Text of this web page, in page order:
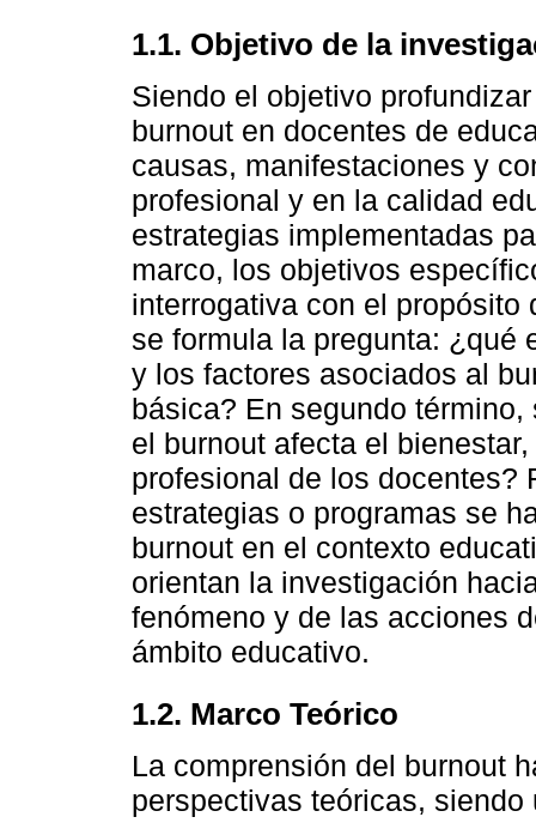
1.1. Objetivo de la
Siendo el objetivo
burnout en docentes de
causas, manifestaciones y
profesional y en la calidad
estrategias implementadas
marco, los objetivos
interrogativa con el propósito
se formula la pregunta: ¿qué
y los factores asociados al
básica? En segundo
el burnout afecta el
profesional de los docentes?
estrategias o programas se
burnout en el contexto
orientan la investigación
fenómeno y de las acciones
ámbito educativo.
1.2. Marco Teórico
La comprensión del burnout
perspectivas teóricas,